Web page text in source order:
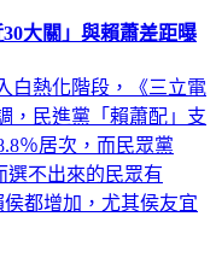
大關」與賴蕭差距曝
白熱化階段，《三立電
，民進黨「賴蕭配」支
％居次，而民眾黨
選不出來的民眾有
都增加，尤其侯友宜